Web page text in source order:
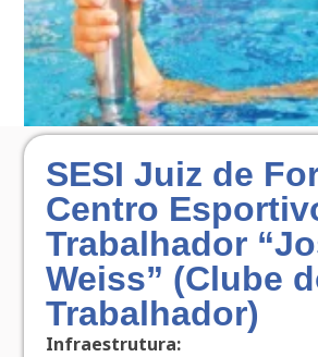
SESI Juiz de
Centro
Trabalhador
Weiss” (Clube
Trabalhador)
Infraestrutura: